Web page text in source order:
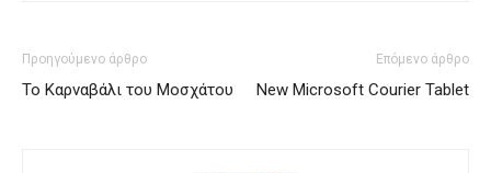
Προηγούμενο άρθρο
Το Καρναβάλι του Μοσχάτου
Επόμενο άρθρο
New Microsoft Courier Tablet